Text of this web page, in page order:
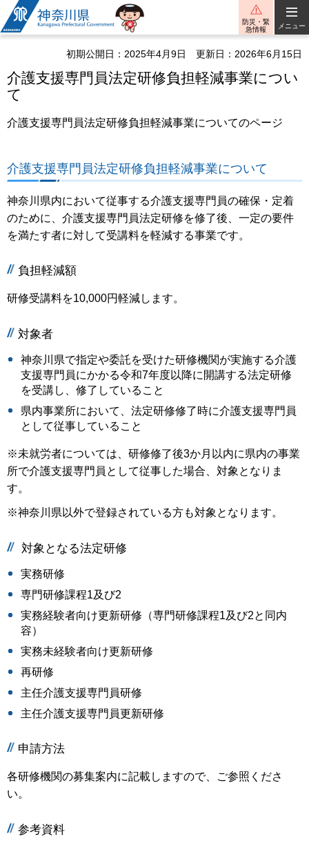
神奈川県
防災・緊
急情報
メニュー
初期公開日：2025年4月9日 更新日：2026年6月15日
介護支援専門員法定研修負担軽減事業につい
て
介護支援専門員法定研修負担軽減事業についてのページ
介護支援専門員法定研修負担軽減事業について
神奈川県内において従事する介護支援専門員の確保・定着
のために、介護支援専門員法定研修を修了後、一定の要件
を満たす者に対して受講料を軽減する事業です。
負担軽減額
研修受講料を10,000円軽減します。
対象者
神奈川県で指定や委託を受けた研修機関が実施する介護
支援専門員にかかる令和7年度以降に開講する法定研修
を受講し、修了していること
県内事業所において、法定研修修了時に介護支援専門員
として従事していること
※未就労者については、研修修了後3か月以内に県内の事業
所で介護支援専門員として従事した場合、対象となりま
す。
※神奈川県以外で登録されている方も対象となります。
対象となる法定研修
実務研修
専門研修課程1及び2
実務経験者向け更新研修（専門研修課程1及び2と同内
容）
実務未経験者向け更新研修
再研修
主任介護支援専門員研修
主任介護支援専門員更新研修
申請方法
各研修機関の募集案内に記載しますので、ご参照くださ
い。
参考資料